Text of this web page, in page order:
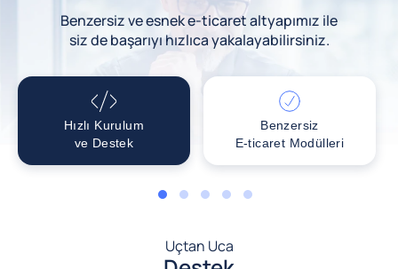
Benzersiz ve esnek e-ticaret altyapımız ile
siz de başarıyı hızlıca yakalayabilirsiniz.
Hızlı Kurulum
ve Destek
Benzersiz
E-ticaret Modülleri
1 2 3 4 5
Uçtan Uca